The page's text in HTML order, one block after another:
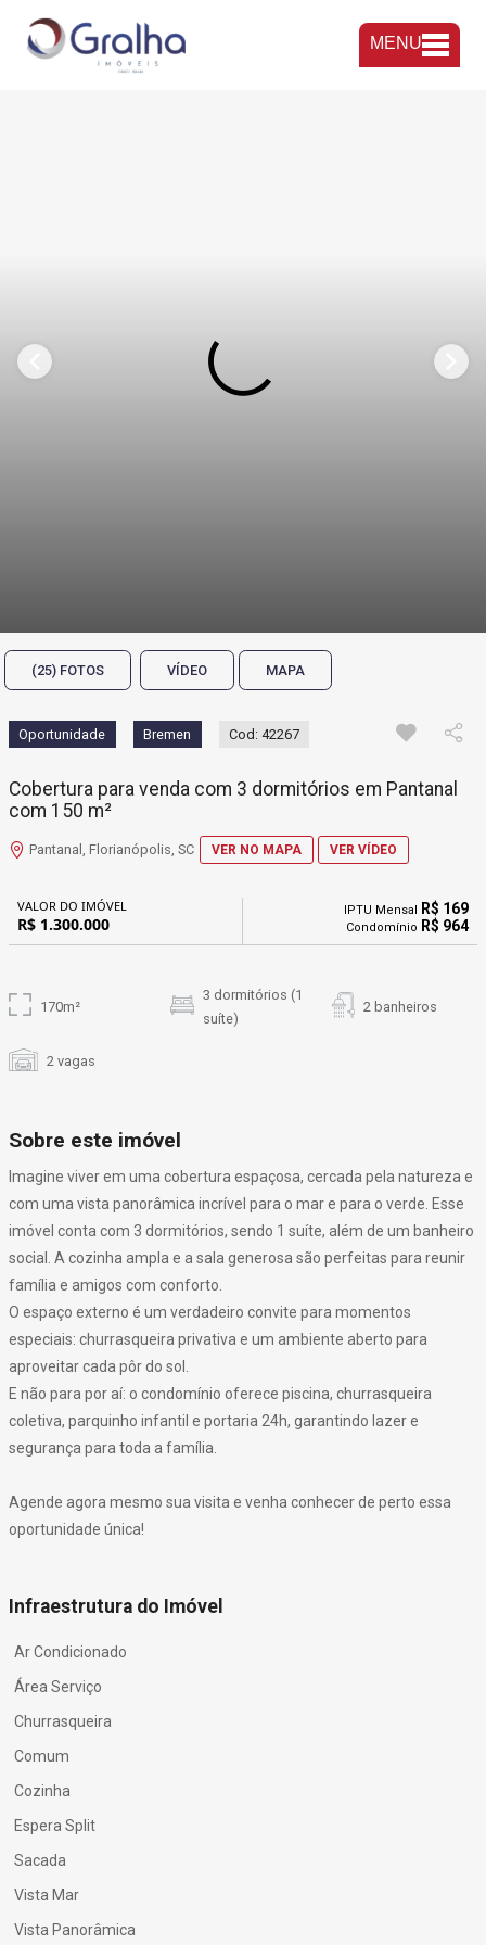
MENU
(25) FOTOS VÍDEO MAPA
Oportunidade Bremen Cod: 42267
Cobertura para venda com 3 dormitórios em Pantanal
com 150 m²
Pantanal, Florianópolis, SC VER NO MAPA VER VÍDEO
VALOR DO IMÓVEL
R$ 1.300.000
IPTU Mensal R$ 169
Condomínio R$ 964
170m²
3 dormitórios (1
suíte)
2 banheiros
2 vagas
Sobre este imóvel
Imagine viver em uma cobertura espaçosa, cercada pela natureza e
com uma vista panorâmica incrível para o mar e para o verde. Esse
imóvel conta com 3 dormitórios, sendo 1 suíte, além de um banheiro
social. A cozinha ampla e a sala generosa são perfeitas para reunir
família e amigos com conforto.
O espaço externo é um verdadeiro convite para momentos
especiais: churrasqueira privativa e um ambiente aberto para
aproveitar cada pôr do sol.
E não para por aí: o condomínio oferece piscina, churrasqueira
coletiva, parquinho infantil e portaria 24h, garantindo lazer e
segurança para toda a família.
Agende agora mesmo sua visita e venha conhecer de perto essa
oportunidade única!
Infraestrutura do Imóvel
Ar Condicionado
Área Serviço
Churrasqueira
Comum
Cozinha
Espera Split
Sacada
Vista Mar
Vista Panorâmica